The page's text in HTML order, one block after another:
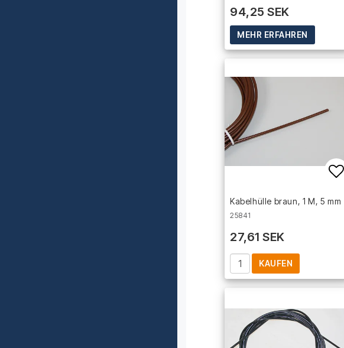
94,25 SEK
MEHR ERFAHREN
Kabelhülle braun, 1 M, 5 mm
25841
27,61 SEK
KAUFEN